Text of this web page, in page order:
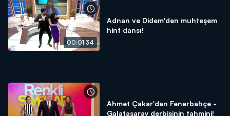
00:01:34
Adnan ve Didem'den muhteşem
hint dansı!
Ahmet Çakar'dan Fenerbahçe -
Galatasaray derbisinin tahmini!